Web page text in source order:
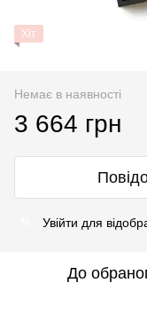
Хіт
Немає в наявності
3 664 грн
Увійти для
До